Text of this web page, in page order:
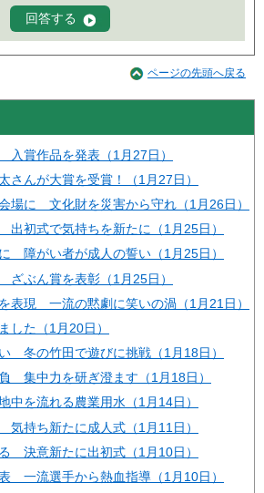
ページの先頭へ戻る
賞作品を発表（1月27日）
んが大賞を受賞！（1月27日）
場に 文化財を災害から守れ（1月26日）
初式で気持ちを新たに（1月25日）
障がい者が成人の誓い（1月25日）
ぶん賞を表彰（1月25日）
表現 一流の黙劇に笑いの渦（1月21日）
した（1月20日）
冬の竹田で遊びに挑戦（1月18日）
集中力を研ぎ澄ます（1月18日）
を流れる農業用水（1月14日）
持ち新たに成人式（1月11日）
決意新たに出初式（1月10日）
一流選手から熱血指導（1月10日）